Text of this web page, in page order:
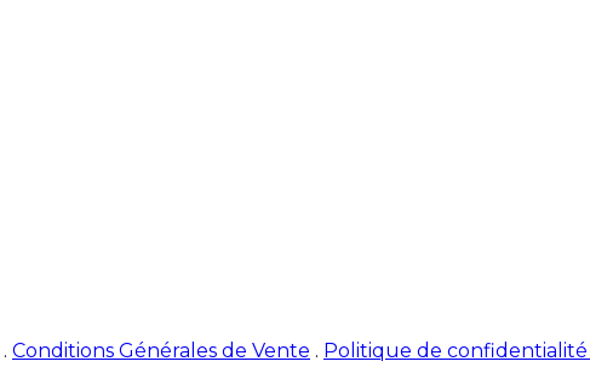
. Conditions Générales de Vente . Politique de confidentialité